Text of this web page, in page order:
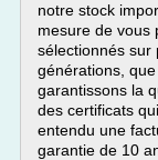
notre stock
mesure de vous
sélectionnés sur
générations,
garantissons la
des certificats
entendu une
garantie de 10